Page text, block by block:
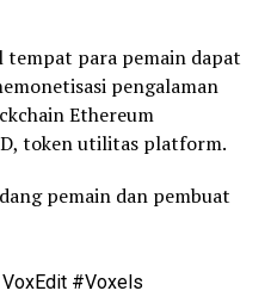
tempat para pemain dapat
pengalaman
Ethereum
token utilitas platform.
pemain dan pembuat
#Voxels